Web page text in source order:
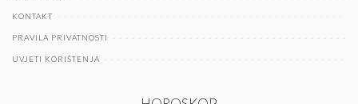
KONTAKT
PRAVILA PRIVATNOSTI
UVJETI KORIŠTENJA